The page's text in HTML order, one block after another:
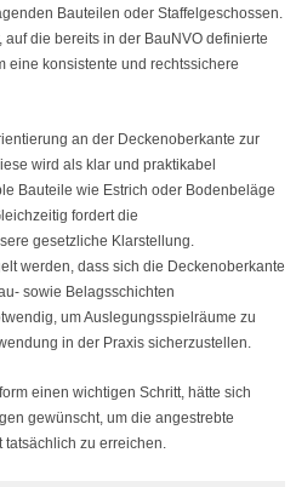
Bauteilen oder Staffelgeschossen.
die bereits in der BauNVO definierte
eine konsistente und rechtssichere
an der Deckenoberkante zur
wird als klar und praktikabel
Bauteile wie Estrich oder Bodenbeläge
fordert die
gesetzliche Klarstellung.
werden, dass sich die Deckenoberkante
sowie Belagsschichten
um Auslegungsspielräume zu
in der Praxis sicherzustellen.
einen wichtigen Schritt, hätte sich
gewünscht, um die angestrebte
zu erreichen.